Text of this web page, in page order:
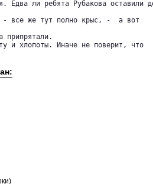
Едва ли ребята Рубакова оставили
- все же тут полно крыс, -  а вот
припрятали.
и хлопоты. Иначе не поверит, что